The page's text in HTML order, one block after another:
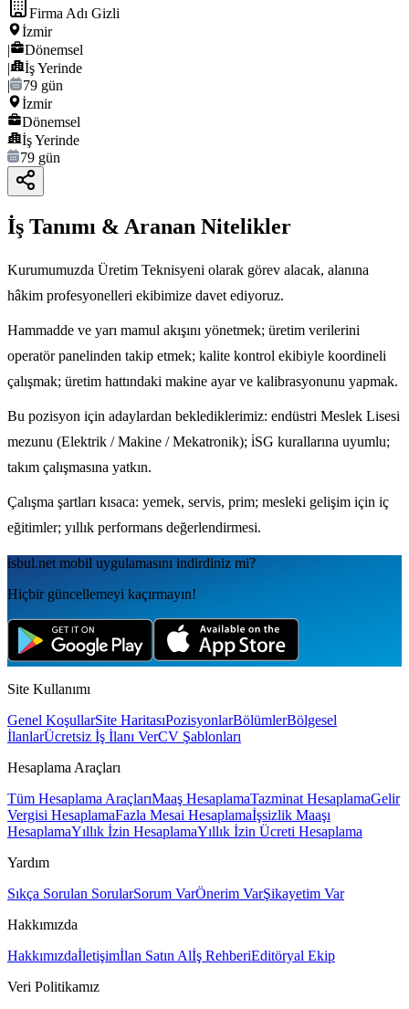
Firma Adı Gizli
İzmir
|
Dönemsel
|
İş Yerinde
|
79 gün
İzmir
Dönemsel
İş Yerinde
79 gün
İş Tanımı & Aranan Nitelikler
Kurumumuzda Üretim Teknisyeni olarak görev alacak, alanına
hâkim profesyonelleri ekibimize davet ediyoruz.
Hammadde ve yarı mamul akışını yönetmek; üretim verilerini
operatör panelinden takip etmek; kalite kontrol ekibiyle koordineli
çalışmak; üretim hattındaki makine ayar ve kalibrasyonunu yapmak.
Bu pozisyon için adaylardan beklediklerimiz: endüstri Meslek Lisesi
mezunu (Elektrik / Makine / Mekatronik); i̇SG kurallarına uyumlu;
takım çalışmasına yatkın.
Çalışma şartları kısaca: yemek, servis, prim; mesleki gelişim için iç
eğitimler; yıllık performans değerlendirmesi.
isbul.net mobil uygulamаsını indirdiniz mi?
Hiçbir güncellemeyi kaçırmayın!
Site Kullanımı
Genel KoşullarSite HaritasıPozisyonlarBölümlerBölgesel
İlanlarÜcretsiz İş İlanı VerCV Şablonları
Hesaplama Araçları
Tüm Hesaplama AraçlarıMaaş HesaplamaTazminat HesaplamaGelir
Vergisi HesaplamaFazla Mesai Hesaplamaİşsizlik Maaşı
HesaplamaYıllık İzin HesaplamaYıllık İzin Ücreti Hesaplama
Yardım
Sıkça Sorulan SorularSorum VarÖnerim VarŞikayetim Var
Hakkımızda
Hakkımızdaİletişimİlan Satın Alİş RehberiEditöryal Ekip
Veri Politikamız